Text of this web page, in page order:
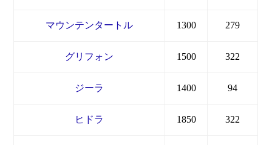
マウンテンタートル 1300 279
グリフォン 1500 322
ジーラ 1400 94
ヒドラ 1850 322